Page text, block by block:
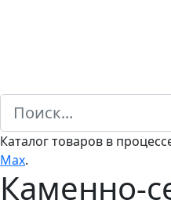
Каталог товаров в
Мах.
Каменно-